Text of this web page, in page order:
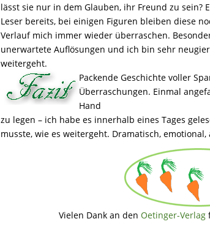
lässt sie nur in dem Glauben, ihr Freund zu sein?
Leser bereits, bei einigen Figuren bleiben diese
Verlauf mich immer wieder überraschen.
unerwartete Auflösungen und ich bin sehr
weitergeht.
Packende Geschichte voller
Überraschungen. Einmal
Hand
zu legen – ich habe es innerhalb eines Tages
musste, wie es weitergeht. Dramatisch,
Vielen Dank an den Oetinger-Verlag